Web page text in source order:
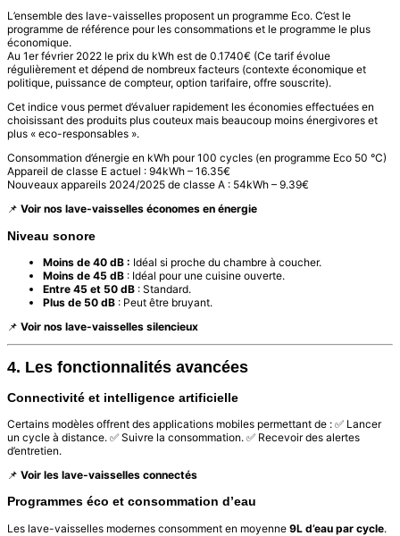
L’ensemble des lave-vaisselles proposent un programme Eco. C’est le
programme de référence pour les consommations et le programme le plus
économique.
Au 1er février 2022 le prix du kWh est de 0.1740€ (Ce tarif évolue
régulièrement et dépend de nombreux facteurs (contexte économique et
politique, puissance de compteur, option tarifaire, offre souscrite).
Cet indice vous permet d’évaluer rapidement les économies effectuées en
choisissant des produits plus couteux mais beaucoup moins énergivores et
plus « eco-responsables ».
Consommation d’énergie en kWh pour 100 cycles (en programme Eco 50 °C)
Appareil de classe E actuel : 94kWh – 16.35€
Nouveaux appareils 2024/2025 de classe A : 54kWh – 9.39€
📌 Voir nos lave-vaisselles économes en énergie
Niveau sonore
Moins de 40 dB : Idéal si proche du chambre à coucher.
Moins de 45 dB : Idéal pour une cuisine ouverte.
Entre 45 et 50 dB : Standard.
Plus de 50 dB : Peut être bruyant.
📌 Voir nos lave-vaisselles silencieux
4. Les fonctionnalités avancées
Connectivité et intelligence artificielle
Certains modèles offrent des applications mobiles permettant de : ✅ Lancer
un cycle à distance. ✅ Suivre la consommation. ✅ Recevoir des alertes
d’entretien.
📌 Voir les lave-vaisselles connectés
Programmes éco et consommation d’eau
Les lave-vaisselles modernes consomment en moyenne 9L d’eau par cycle.